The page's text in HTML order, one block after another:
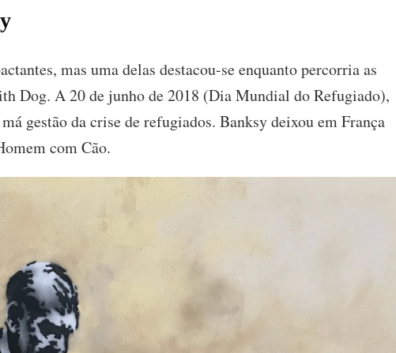
mas uma delas destacou-se enquanto percorria as
Dog. A 20 de junho de 2018 (Dia Mundial do Refugiado),
gestão da crise de refugiados. Banksy deixou em França
com Cão.